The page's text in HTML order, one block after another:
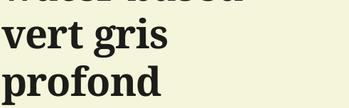
vert gris
profond